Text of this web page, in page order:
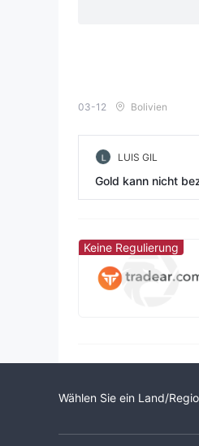
03-12 Bolivien
LUIS GIL
Gold kann nicht
Keine Regulierung
Wählen Sie ein Land/